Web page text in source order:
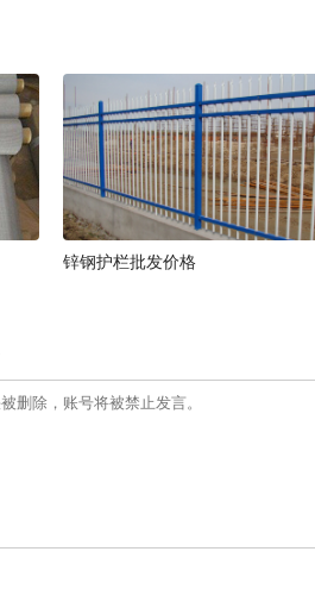
锌钢护栏批发价格